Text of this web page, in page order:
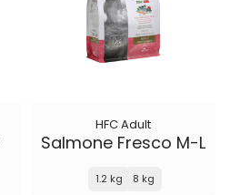
HFC Adult
Salmone Fresco M-L
1.2 kg 8 kg